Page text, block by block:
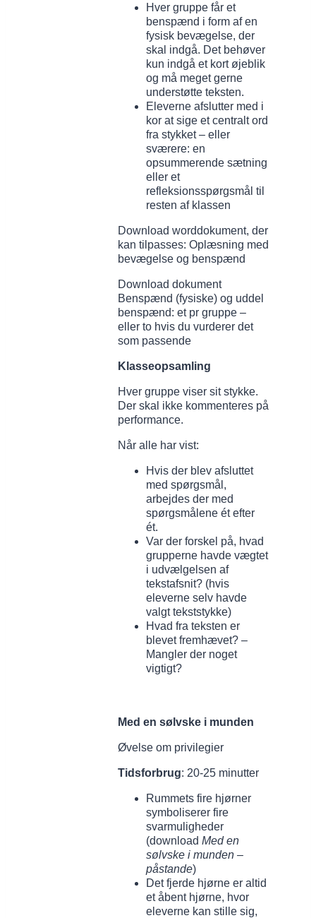
Hver gruppe får et
benspænd i form af en
fysisk bevægelse, der
skal indgå. Det behøver
kun indgå et kort øjeblik
og må meget gerne
understøtte teksten.
Eleverne afslutter med i
kor at sige et centralt ord
fra stykket – eller
sværere: en
opsummerende sætning
eller et
refleksionsspørgsmål til
resten af klassen
Download worddokument, der
kan tilpasses: Oplæsning med
bevægelse og benspænd
Download dokument
Benspænd (fysiske) og uddel
benspænd: et pr gruppe –
eller to hvis du vurderer det
som passende
Klasseopsamling
Hver gruppe viser sit stykke.
Der skal ikke kommenteres på
performance.
Når alle har vist:
Hvis der blev afsluttet
med spørgsmål,
arbejdes der med
spørgsmålene ét efter
ét.
Var der forskel på, hvad
grupperne havde vægtet
i udvælgelsen af
tekstafsnit? (hvis
eleverne selv havde
valgt tekststykke)
Hvad fra teksten er
blevet fremhævet? –
Mangler der noget
vigtigt?
Med en sølvske i munden
Øvelse om privilegier
Tidsforbrug: 20-25 minutter
Rummets fire hjørner
symboliserer fire
svarmuligheder
(downloadMed en
sølvske i munden –
påstande)
Det fjerde hjørne er altid
et åbent hjørne, hvor
eleverne kan stille sig,